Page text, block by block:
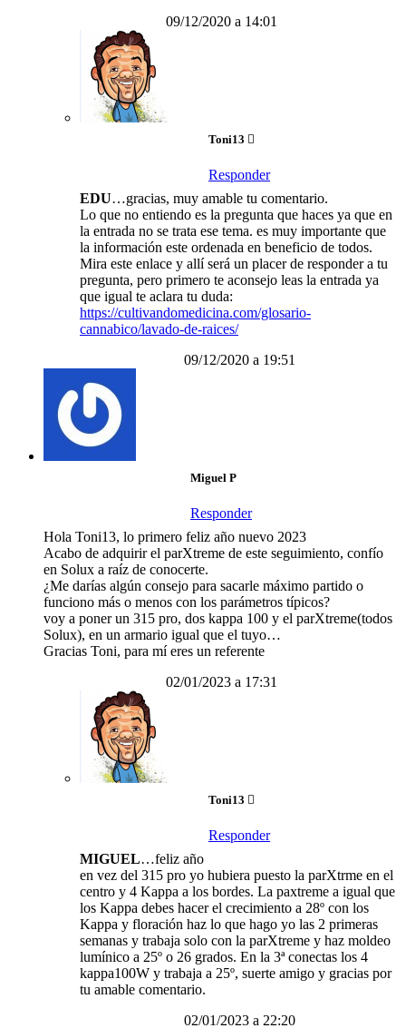
09/12/2020 a 14:01
Toni13
Responder
EDU…gracias, muy amable tu comentario.
Lo que no entiendo es la pregunta que haces ya que en
la entrada no se trata ese tema. es muy importante que
la información este ordenada en beneficio de todos.
Mira este enlace y allí será un placer de responder a tu
pregunta, pero primero te aconsejo leas la entrada ya
que igual te aclara tu duda:
https://cultivandomedicina.com/glosario-
cannabico/lavado-de-raices/
09/12/2020 a 19:51
Miguel P
Responder
Hola Toni13, lo primero feliz año nuevo 2023
Acabo de adquirir el parXtreme de este seguimiento, confío
en Solux a raíz de conocerte.
¿Me darías algún consejo para sacarle máximo partido o
funciono más o menos con los parámetros típicos?
voy a poner un 315 pro, dos kappa 100 y el parXtreme(todos
Solux), en un armario igual que el tuyo…
Gracias Toni, para mí eres un referente
02/01/2023 a 17:31
Toni13
Responder
MIGUEL…feliz año
en vez del 315 pro yo hubiera puesto la parXtrme en el
centro y 4 Kappa a los bordes. La paxtreme a igual que
los Kappa debes hacer el crecimiento a 28º con los
Kappa y floración haz lo que hago yo las 2 primeras
semanas y trabaja solo con la parXtreme y haz moldeo
lumínico a 25º o 26 grados. En la 3ª conectas los 4
kappa100W y trabaja a 25º, suerte amigo y gracias por
tu amable comentario.
02/01/2023 a 22:20